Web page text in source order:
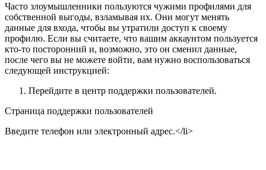
Часто злоумышленники пользуются чужими профилями для
собственной выгоды, взламывая их. Они могут менять
данные для входа, чтобы вы утратили доступ к своему
профилю. Если вы считаете, что вашим аккаунтом пользуется
кто-то посторонний и, возможно, это он сменил данные,
после чего вы не можете войти, вам нужно воспользоваться
следующей инструкцией:
Перейдите в центр поддержки пользователей.
Страница поддержки пользователей
Введите телефон или электронный адрес.</li>